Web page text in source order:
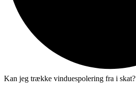
Kan jeg trække vinduespolering fra i skat?